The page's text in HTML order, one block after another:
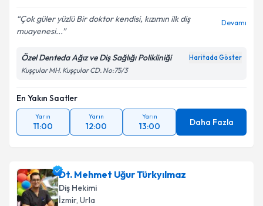
Çok güler yüzlü Bir doktor kendisi, kızımın ilk diş
muayenesi...
Devamı
Özel Denteda Ağız ve Diş Sağlığı Polikliniği Haritada Göster
Kuşçular MH. Kuşçular CD. No:75/3
En Yakın Saatler
Yarın
11:00
Yarın
12:00
Yarın
13:00 Daha Fazla
Dt. Mehmet Uğur Türkyılmaz
Diş Hekimi
İzmir, Urla